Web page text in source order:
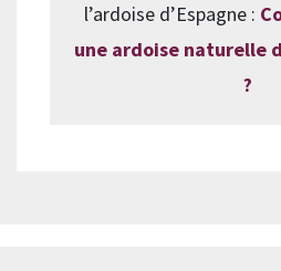
l’ardoise d’Espagne :
une ardoise naturelle
?